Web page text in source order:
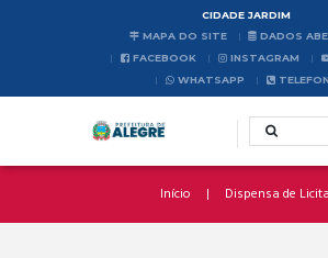
CIDADE JARDIM
MAPA DO SITE
DADOS
FACEBOOK
INSTAGRAM
WHATSAPP
Início Dispensa de